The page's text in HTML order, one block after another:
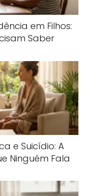
em Filhos:
Saber
e Suicídio: A
Ninguém Fala